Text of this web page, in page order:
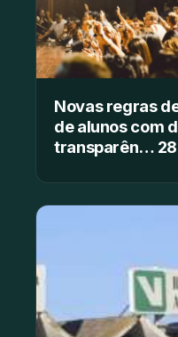
Novas regras
de alunos com
transparên… 28